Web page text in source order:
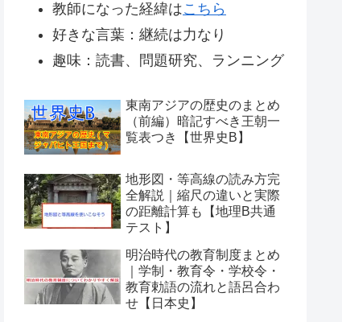
教師になった経緯はこちら
好きな言葉：継続は力なり
趣味：読書、問題研究、ランニング
東南アジアの歴史のまとめ
（前編）暗記すべき王朝一
覧表つき【世界史B】
地形図・等高線の読み方完
全解説｜縮尺の違いと実際
の距離計算も【地理B共通
テスト】
明治時代の教育制度まとめ
｜学制・教育令・学校令・
教育勅語の流れと語呂合わ
せ【日本史】